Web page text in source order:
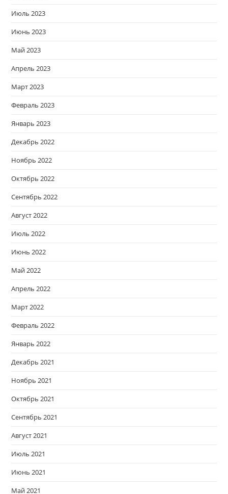
Июль 2023
Июнь 2023
Май 2023
Апрель 2023
Март 2023
Февраль 2023
Январь 2023
Декабрь 2022
Ноябрь 2022
Октябрь 2022
Сентябрь 2022
Август 2022
Июль 2022
Июнь 2022
Май 2022
Апрель 2022
Март 2022
Февраль 2022
Январь 2022
Декабрь 2021
Ноябрь 2021
Октябрь 2021
Сентябрь 2021
Август 2021
Июль 2021
Июнь 2021
Май 2021